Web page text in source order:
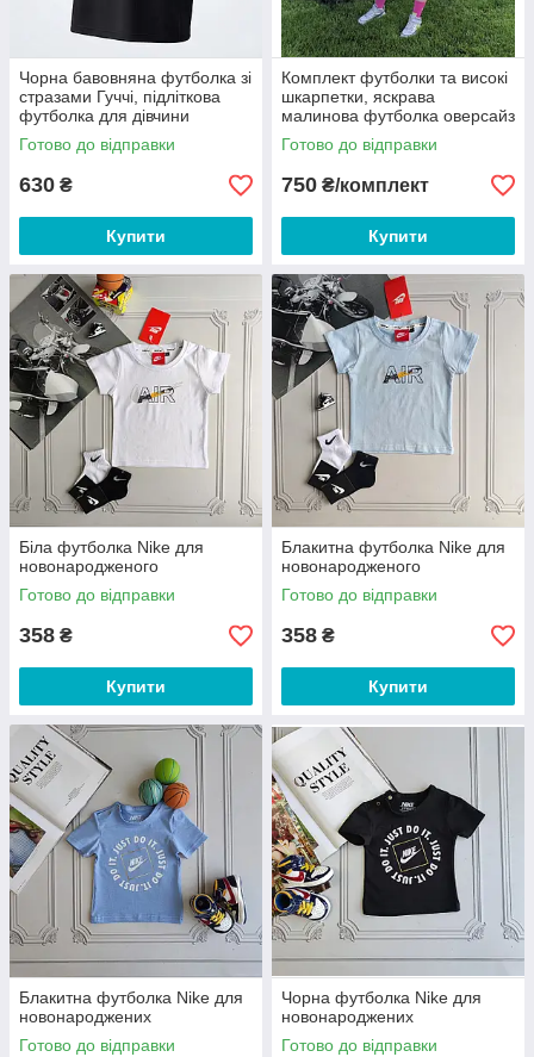
Чорна бавовняна футболка зі
стразами Гуччі, підліткова
футболка для дівчини
Готово до відправки
630 ₴
Купити
Комплект футболки та високі
шкарпетки, яскрава
малинова футболка оверсайз
для дівчинки підлітка
Готово до відправки
750 ₴/комплект
Купити
Біла футболка Nike для
новонародженого
Готово до відправки
358 ₴
Купити
Блакитна футболка Nike для
новонародженого
Готово до відправки
358 ₴
Купити
Блакитна футболка Nike для
новонароджених
Готово до відправки
Чорна футболка Nike для
новонароджених
Готово до відправки